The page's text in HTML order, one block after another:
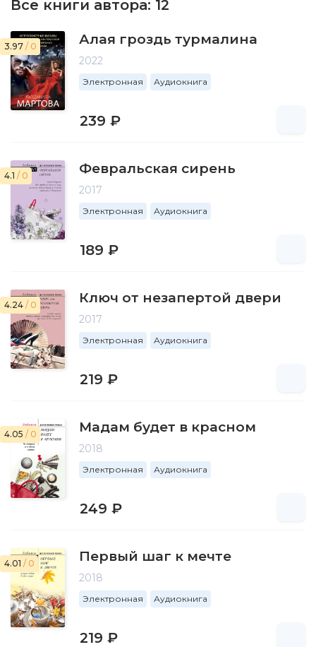
Все книги автора: 12
3.97 / 0 Алая гроздь турмалина
2022
Электронная Аудиокнига
239 ₽
4.1 / 0 Февральская сирень
2017
Электронная Аудиокнига
189 ₽
4.24 / 0 Ключ от незапертой двери
2017
Электронная Аудиокнига
219 ₽
4.05 / 0 Мадам будет в красном
2018
Электронная Аудиокнига
249 ₽
4.01 / 0 Первый шаг к мечте
2018
Электронная Аудиокнига
219 ₽